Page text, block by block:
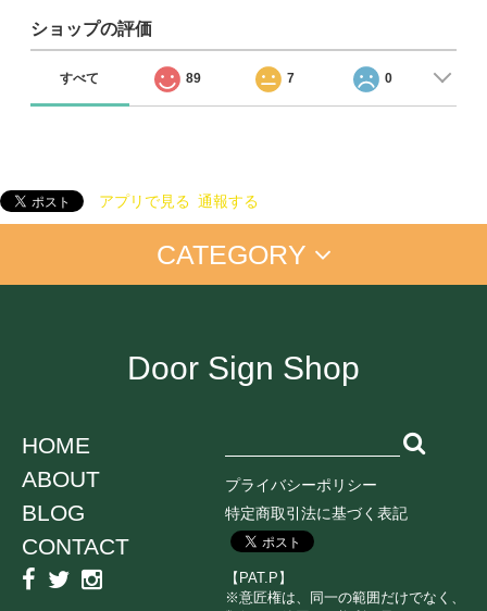
ショップの評価
すべて 89 7 0
アプリで見る 通報する
CATEGORY
アイム ドラえもん 手書きプレート
お仕事に 店舗向け ご自宅に
消毒・衛生 子育て
ミュージック スポーツ エンジョイ系
Door Sign Shop
HOME
ABOUT
BLOG
CONTACT
プライバシーポリシー
特定商取引法に基づく表記
【PAT.P】
※意匠権は、同一の範囲だけでなく、